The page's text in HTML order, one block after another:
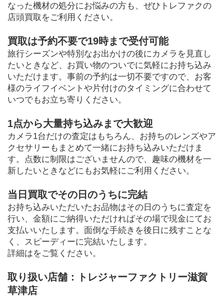
なった機材の処分にお悩みの方も、ぜひトレファクの
店頭買取をご利用ください。
買取は予約不要で19時まで受付可能
旅行シーズンや特別なお出かけの後にカメラを見直し
たいときなど、お買い物のついでに気軽にお持ち込み
いただけます。事前の予約は一切不要ですので、お客
様のライフイベントや片付けのタイミングに合わせて
いつでもお立ち寄りください。
1点から大量持ち込みまで大歓迎
カメラ1台だけの査定はもちろん、お持ちのレンズやア
クセサリーもまとめて一緒にお持ち込みいただけま
す。点数に制限はございませんので、趣味の機材を一
新したいときなどにもお気軽にご利用ください。
当日買取でその日のうちに完結
お持ち込みいただいたお品物はその日のうちに査定を
行い、金額にご納得いただければその場で現金にてお
支払いいたします。面倒な手続きを後日に残すことな
く、スピーディーに完結いたします。
詳細はをご覧ください。
取り扱い店舗：トレジャーファクトリー滋賀
草津店